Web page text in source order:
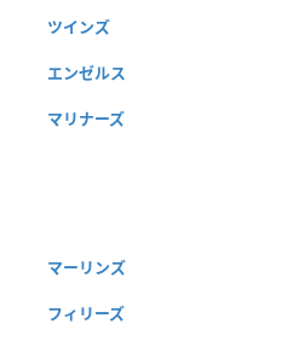
ツインズ
エンゼルス
マリナーズ
マーリンズ
フィリーズ